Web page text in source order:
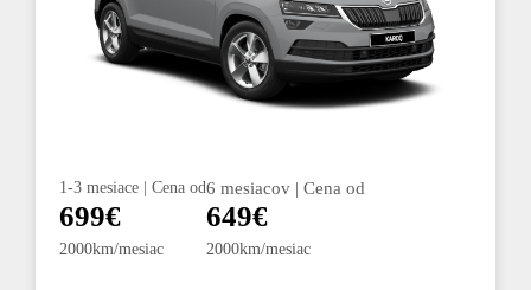
1-3 mesiace | Cena od
699€
2000km/mesiac
6 mesiacov | Cena od
649€
2000km/mesiac